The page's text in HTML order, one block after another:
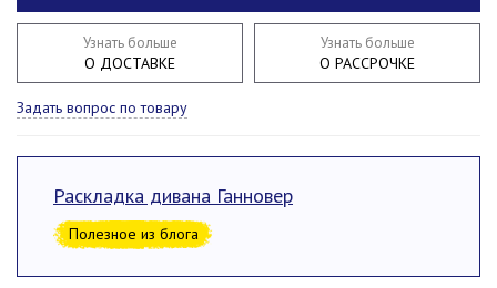
Узнать больше
О ДОСТАВКЕ
Узнать больше
О РАССРОЧКЕ
Задать вопрос по товару
Раскладка дивана Ганновер
Полезное из блога